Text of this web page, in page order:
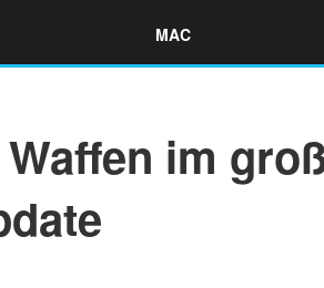
MAC
im